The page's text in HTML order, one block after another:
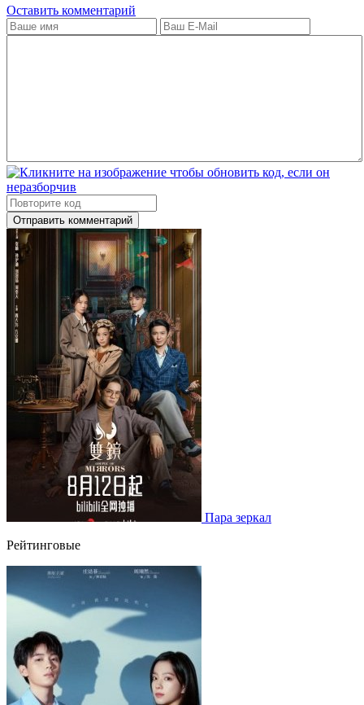
Оставить комментарий
Отправить комментарий
Пара зеркал
Рейтинговые